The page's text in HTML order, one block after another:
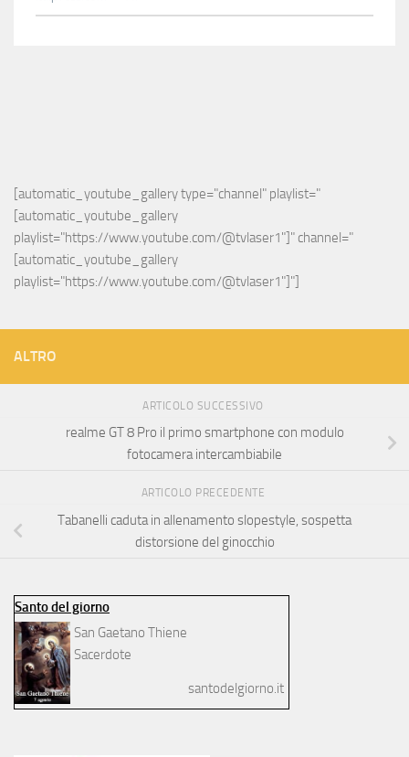
[automatic_youtube_gallery type="channel" playlist="
[automatic_youtube_gallery
playlist="https://www.youtube.com/@tvlaser1"]" channel="
[automatic_youtube_gallery
playlist="https://www.youtube.com/@tvlaser1"]"]
ALTRO
ARTICOLO SUCCESSIVO
realme GT 8 Pro il primo smartphone con modulo
fotocamera intercambiabile
ARTICOLO PRECEDENTE
Tabanelli caduta in allenamento slopestyle, sospetta
distorsione del ginocchio
Santo del giorno
San Gaetano Thiene
Sacerdote
santodelgiorno.it